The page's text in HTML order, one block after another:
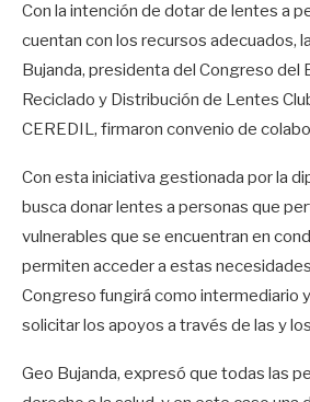
Con la intención de dotar de lentes a
cuentan con los recursos adecuados,
Bujanda, presidenta del Congreso del
Reciclado y Distribución de Lentes
CEREDIL, firmaron convenio de
Con esta iniciativa gestionada por la
busca donar lentes a personas que
vulnerables que se encuentran en
permiten acceder a estas
Congreso fungirá como intermediario
solicitar los apoyos a través de las y
Geo Bujanda, expresó que todas las